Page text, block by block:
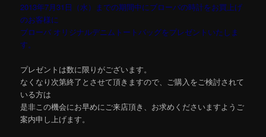
2013年7月31日（水）までの期間中にブローバの時計をお買上げ
のお客様に
ブローバ オリジナルデニムトートバッグをプレゼントいたしま
す。
プレゼントは数に限りがございます。
なくなり次第終了とさせて頂きますので、ご購入をご検討されて
いる方は
是非この機会にお早めにご来店頂き、お求めくださいますようご
案内申し上げます。